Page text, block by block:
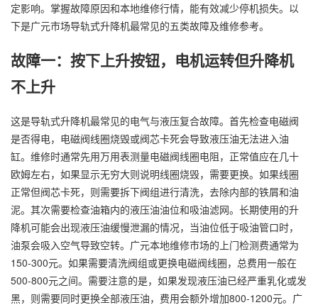
定影响。掌握故障原因和本地维修行情，能有效减少停机损失。以
下是广元市场导轨式升降机最常见的五类故障及维修参考。
故障一：按下上升按钮，电机运转但升降机
不上升
这是导轨式升降机最常见的电气与液压复合故障。首先检查电磁阀
是否得电，电磁阀线圈烧毁或阀芯卡死会导致液压油无法进入油
缸。维修时通常先用万用表测量电磁阀线圈电阻，正常值应在几十
欧姆左右，如果显示无穷大则说明线圈烧毁，需要更换。如果线圈
正常但阀芯卡死，则需要拆下阀组进行清洗，去除内部的铁屑和油
泥。其次需要检查油箱内的液压油油位和吸油滤网。长期使用的升
降机可能会出现液压油缓慢泄漏的情况，当油位低于吸油管口时，
油泵会吸入空气导致空转。广元本地维修市场的上门检测费通常为
150-300元。如果需要清洗阀组或更换电磁阀线圈，总费用一般在
500-800元之间。需要注意的是，如果发现液压油已经严重乳化或发
黑，则需要同时更换全部液压油，费用会额外增加800-1200元。广